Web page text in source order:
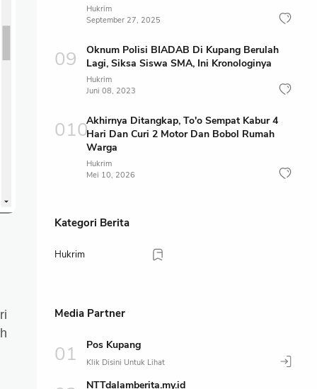
Hukrim
September 27, 2025
Oknum Polisi BIADAB Di Kupang Berulah
Lagi, Siksa Siswa SMA, Ini Kronologinya
Hukrim
Juni 08, 2023
Akhirnya Ditangkap, To'o Sempat Kabur 4
Hari Dan Curi 2 Motor Dan Bobol Rumah
Warga
Hukrim
Mei 10, 2026
Kategori Berita
Hukrim
Media Partner
Pos Kupang
NTTdalamberita.my.id